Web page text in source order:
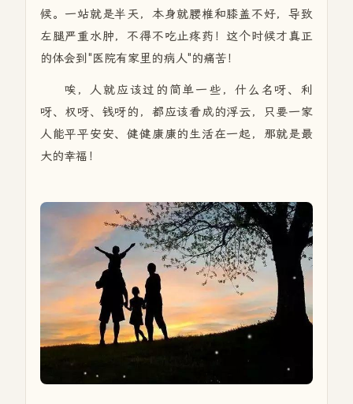
候。一站就是半天，本身就腰椎和膝盖不好，导致
左腿严重水肿，不得不吃止疼药！这个时候才真正
的体会到"医院有家里的病人"的痛苦！
唉，人就应该过的简单一些，什么名呀、利
呀、权呀、钱呀的，都应该看成的浮云，只要一家
人能平平安安、健健康康的生活在一起，那就是最
大的幸福！